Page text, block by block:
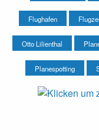
Flughafen
Otto Lilienthal
Planespotting